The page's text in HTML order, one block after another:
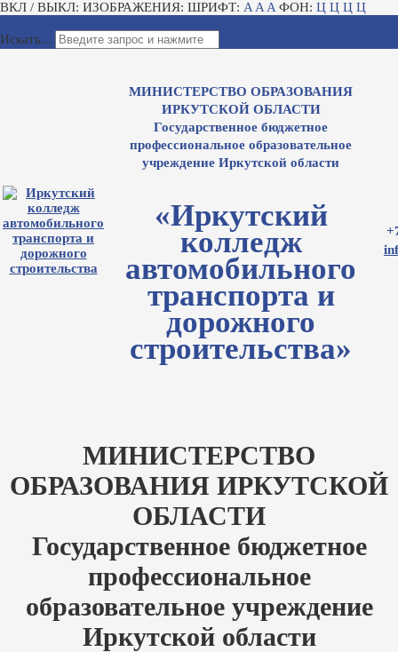
ВКЛ / ВЫКЛ: ИЗОБРАЖЕНИЯ: ШРИФТ: A A A ФОН: Ц Ц Ц Ц
Искать...
МИНИСТЕРСТВО ОБРАЗОВАНИЯ
ИРКУТСКОЙ ОБЛАСТИ
Государственное бюджетное
профессиональное образовательное
учреждение Иркутской области
«Иркутский
колледж
автомобильного
транспорта и
дорожного
строительства»
МИНИСТЕРСТВО
ОБРАЗОВАНИЯ ИРКУТСКОЙ
ОБЛАСТИ
Государственное бюджетное
профессиональное
образовательное учреждение
Иркутской области